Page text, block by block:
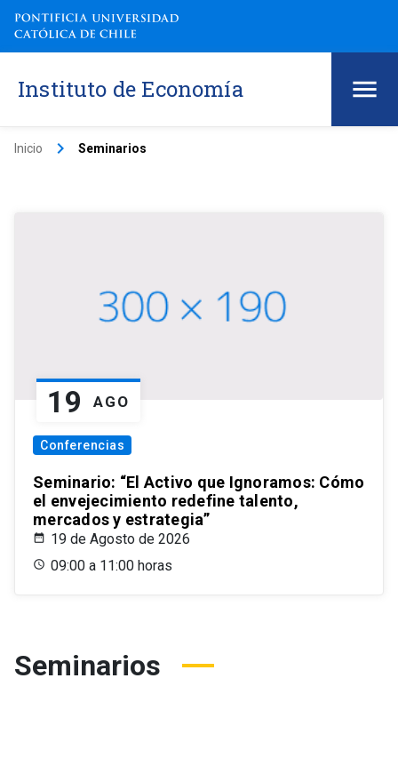
Instituto de Economía
Inicio keyboard_arrow_right Seminarios
19 AGO
Conferencias
Seminario: “El Activo que Ignoramos: Cómo
el envejecimiento redefine talento,
mercados y estrategia”
19 de Agosto de 2026
09:00 a 11:00 horas
Seminarios